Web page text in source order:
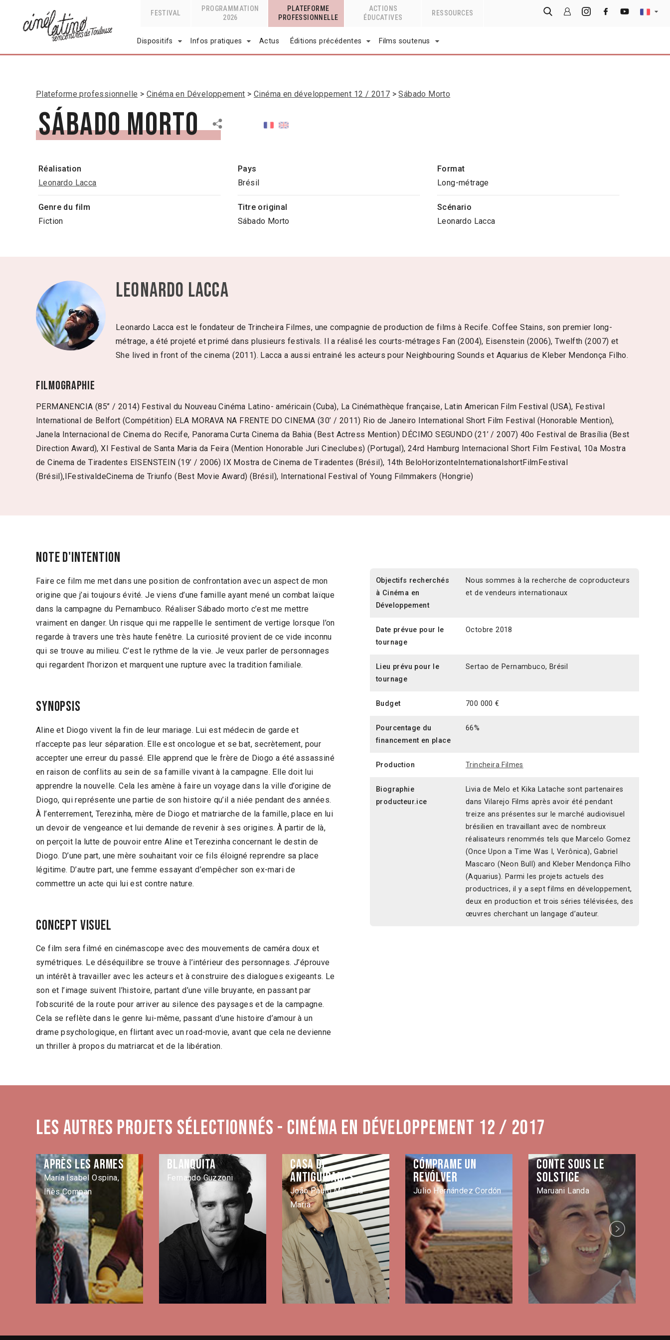
FESTIVAL
PROGRAMMATION
2026
PLATEFORME
PROFESSIONNELLE
ACTIONS
ÉDUCATIVES
RESSOURCES
Dispositifs Infos pratiques Actus Éditions précédentes Films soutenus
Plateforme professionnelle Cinéma en Développement Cinéma en développement 12 / 2017 Sábado Morto
Sábado Morto
Réalisation
Leonardo Lacca
Pays
Brésil
Format
Long-métrage
Genre du film
Fiction
Titre original
Sábado Morto
Scénario
Leonardo Lacca
Leonardo Lacca
Leonardo Lacca est le fondateur de Trincheira Filmes, une compagnie de production de films à Recife. Coffee Stains, son premier long-
métrage, a été projeté et primé dans plusieurs festivals. Il a réalisé les courts-métrages Fan (2004), Eisenstein (2006), Twelfth (2007) et
She lived in front of the cinema (2011). Lacca a aussi entrainé les acteurs pour Neighbouring Sounds et Aquarius de Kleber Mendonça Filho.
Filmographie
PERMANENCIA (85’’ / 2014) Festival du Nouveau Cinéma Latino- américain (Cuba), La Cinémathèque française, Latin American Film Festival (USA), Festival
International de Belfort (Compétition) ELA MORAVA NA FRENTE DO CINEMA (30’ / 2011) Rio de Janeiro International Short Film Festival (Honorable Mention),
Janela Internacional de Cinema do Recife, Panorama Curta Cinema da Bahia (Best Actress Mention) DÉCIMO SEGUNDO (21’ / 2007) 40o Festival de Brasília (Best
Direction Award), XI Festival de Santa Maria da Feira (Mention Honorable Juri Cineclubes) (Portugal), 24rd Hamburg Internacional Short Film Festival, 10a Mostra
de Cinema de Tiradentes EISENSTEIN (19’ / 2006) IX Mostra de Cinema de Tiradentes (Brésil), 14th BeloHorizonteInternationalshortFilmFestival
(Brésil),IFestivaldeCinema de Triunfo (Best Movie Award) (Brésil), International Festival of Young Filmmakers (Hongrie)
Note d'intention
Faire ce film me met dans une position de confrontation avec un aspect de mon
origine que j’ai toujours évité. Je viens d’une famille ayant mené un combat laïque
dans la campagne du Pernambuco. Réaliser Sábado morto c’est me mettre
vraiment en danger. Un risque qui me rappelle le sentiment de vertige lorsque l’on
regarde à travers une très haute fenêtre. La curiosité provient de ce vide inconnu
qui se trouve au milieu. C’est le rythme de la vie. Je veux parler de personnages
qui regardent l’horizon et marquent une rupture avec la tradition familiale.
Synopsis
Aline et Diogo vivent la fin de leur mariage. Lui est médecin de garde et
n’accepte pas leur séparation. Elle est oncologue et se bat, secrètement, pour
accepter une erreur du passé. Elle apprend que le frère de Diogo a été assassiné
en raison de conflits au sein de sa famille vivant à la campagne. Elle doit lui
apprendre la nouvelle. Cela les amène à faire un voyage dans la ville d’origine de
Diogo, qui représente une partie de son histoire qu’il a niée pendant des années.
À l’enterrement, Terezinha, mère de Diogo et matriarche de la famille, place en lui
un devoir de vengeance et lui demande de revenir à ses origines. À partir de là,
on perçoit la lutte de pouvoir entre Aline et Terezinha concernant le destin de
Diogo. D’une part, une mère souhaitant voir ce fils éloigné reprendre sa place
légitime. D’autre part, une femme essayant d’empêcher son ex-mari de
commettre un acte qui lui est contre nature.
Concept visuel
Ce film sera filmé en cinémascope avec des mouvements de caméra doux et
symétriques. Le déséquilibre se trouve à l’intérieur des personnages. J’éprouve
un intérêt à travailler avec les acteurs et à construire des dialogues exigeants. Le
son et l’image suivent l’histoire, partant d’une ville bruyante, en passant par
l’obscurité de la route pour arriver au silence des paysages et de la campagne.
Cela se reflète dans le genre lui-même, passant d’une histoire d’amour à un
drame psychologique, en flirtant avec un road-movie, avant que cela ne devienne
un thriller à propos du matriarcat et de la libération.
Objectifs recherchés
à Cinéma en
Développement
Nous sommes à la recherche de coproducteurs
et de vendeurs internationaux
Date prévue pour le
tournage
Octobre 2018
Lieu prévu pour le
tournage
Sertao de Pernambuco, Brésil
Budget 700 000 €
Pourcentage du
financement en place
66%
Production Trincheira Filmes
Biographie
producteur.ice
Livia de Melo et Kika Latache sont partenaires
dans Vilarejo Films après avoir été pendant
treize ans présentes sur le marché audiovisuel
brésilien en travaillant avec de nombreux
réalisateurs renommés tels que Marcelo Gomez
(Once Upon a Time Was I, Verônica), Gabriel
Mascaro (Neon Bull) and Kleber Mendonça Filho
(Aquarius). Parmi les projets actuels des
productrices, il y a sept films en développement,
deux en production et trois séries télévisées, des
œuvres cherchant un langage d’auteur.
Les autres projets sélectionnés - Cinéma en développement 12 / 2017
Après les armes
María Isabel Ospina,
Iñès Compan
Blanquita
Fernando Guzzoni
Casa de
Antiguidades
João Paulo Miranda
Maria
Cómprame un
revólver
Julio Hernández Cordón
Conte sous le
solstice
Maruani Landa
Next